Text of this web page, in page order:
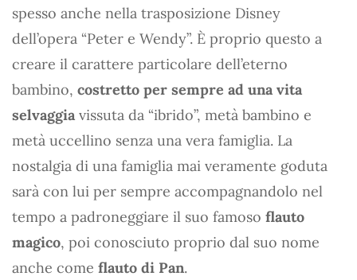
spesso anche nella trasposizione Disney
dell’opera “Peter e Wendy”. È proprio questo a
creare il carattere particolare dell’eterno
bambino, costretto per sempre ad una vita
selvaggia vissuta da “ibrido”, metà bambino e
metà uccellino senza una vera famiglia. La
nostalgia di una famiglia mai veramente goduta
sarà con lui per sempre accompagnandolo nel
tempo a padroneggiare il suo famoso flauto
magico, poi conosciuto proprio dal suo nome
anche come flauto di Pan.